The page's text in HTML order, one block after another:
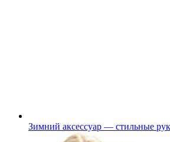
Зимний аксессуар — стильные